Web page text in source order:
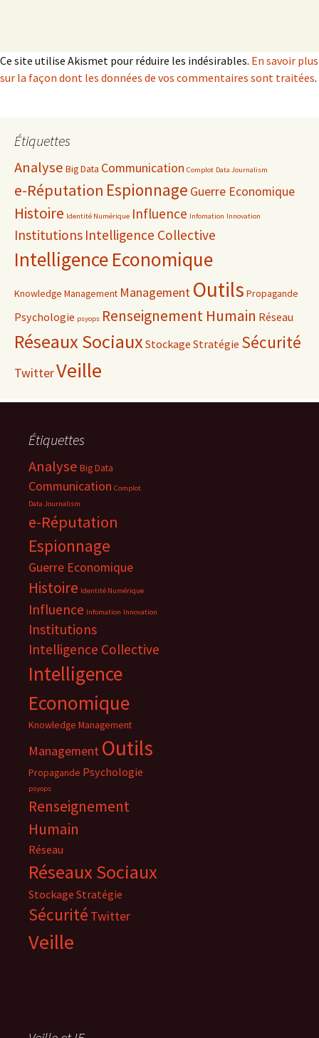
Ce site utilise Akismet pour réduire les indésirables. En savoir plus
sur la façon dont les données de vos commentaires sont traitées.
Étiquettes
Analyse Big Data Communication Complot Data Journalism
e-Réputation Espionnage Guerre Economique
Histoire Identité Numérique Influence Infomation Innovation
Institutions Intelligence Collective
Intelligence Economique
Knowledge Management Management Outils Propagande
Psychologie psyops Renseignement Humain Réseau
Réseaux SociauxStockage Stratégie Sécurité
TwitterVeille
Étiquettes
Analyse Big Data
Communication Complot
Data Journalism
e-Réputation
Espionnage
Guerre Economique
Histoire Identité Numérique
Influence Infomation Innovation
Institutions
Intelligence Collective
Intelligence
Economique
Knowledge Management
Management Outils
Propagande Psychologie
psyops
Renseignement
Humain
Réseau
Réseaux Sociaux
Stockage Stratégie
Sécurité Twitter
Veille